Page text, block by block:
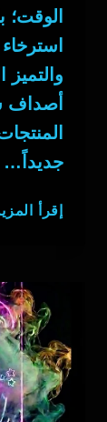
أصداف
جديداً…
إقرأ